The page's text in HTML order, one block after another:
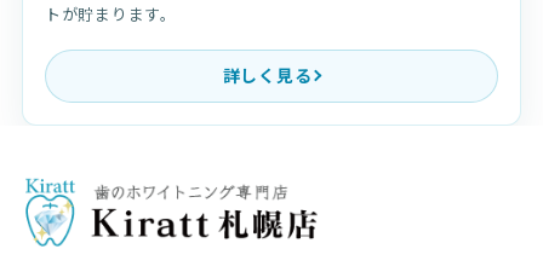
トが貯まります。
詳しく見る